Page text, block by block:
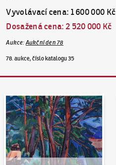
Vyvolávací cena: 1 600 000 Kč
Dosažená cena:2 520 000 Kč
Aukce: Aukční den 78
78. aukce, číslo katalogu 35
Aukční den 95